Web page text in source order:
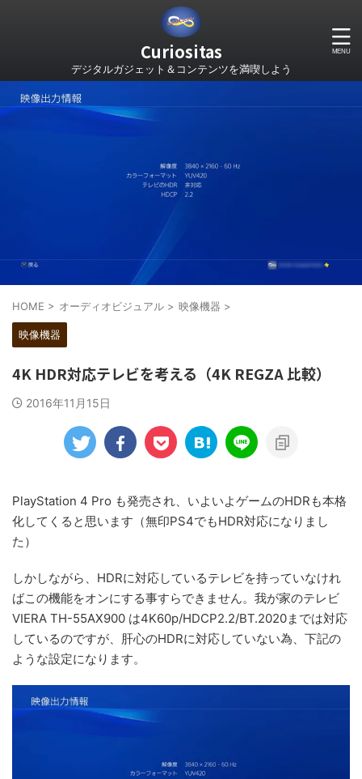
Curiositas
デジタルガジェット＆コンテンツを満喫しよう
HOME > オーディオビジュアル > 映像機器 >
映像機器
4K HDR対応テレビを考える（4K REGZA 比較）
2016年11月15日
PlayStation 4 Pro も発売され、いよいよゲームのHDRも本格
化してくると思います（無印PS4でもHDR対応になりまし
た）
しかしながら、HDRに対応しているテレビを持っていなけれ
ばこの機能をオンにする事すらできません。我が家のテレビ
VIERA TH-55AX900 は4K60p/HDCP2.2/BT.2020までは対応
しているのですが、肝心のHDRに対応していない為、下記の
ような設定になります。